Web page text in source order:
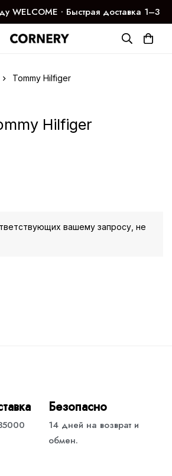
WELCOME ∙ Быстрая доставка 1–3
дня
Tommy Hilfiger
Hilfiger
вашему запросу, не
Безопасно
14 дней на возврат и
обмен.